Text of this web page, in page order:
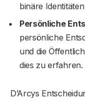
binäre
Persönliche
persönliche
und die
dies zu erfahren.
D’Arcys